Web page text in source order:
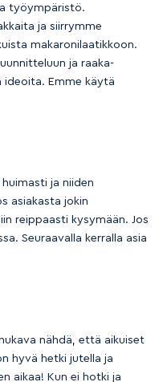
työympäristö.
ja siirrymme
makaronilaatikkoon.
ja raaka-
ideoita. Emme käytä
ja niiden
asiakasta jokin
reippaasti kysymään. Jos
Seuraavalla kerralla asia
nähdä, että aikuiset
hyvä hetki jutella ja
aikaa! Kun ei hotki ja